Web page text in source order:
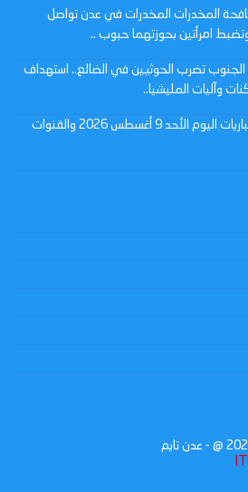
المخدرات المخدرات في عدن تواصل
وتضبط امرأتين بحوزتهما حبوب ..
تضرب الحوثيين في الضالع.. استهداف
وآليات المليشيا..
جدول مباريات اليوم الأحد 9 أغسطس 2026 والقنوات
@ - عدن تايم